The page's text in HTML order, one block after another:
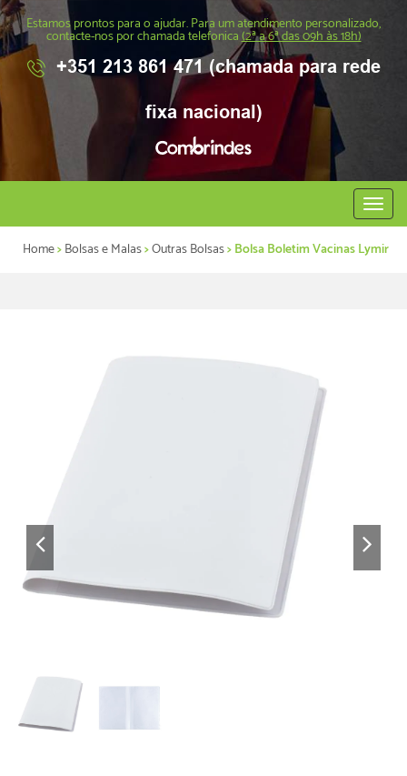
Estamos prontos para o ajudar. Para um atendimento personalizado,
contacte-nos por chamada telefonica(2ª a 6ª das 09h às 18h)
+351 213 861 471 (chamada para rede
fixa nacional)
Abrir
menu
Home>Bolsas e Malas>Outras Bolsas> Bolsa Boletim Vacinas Lymir